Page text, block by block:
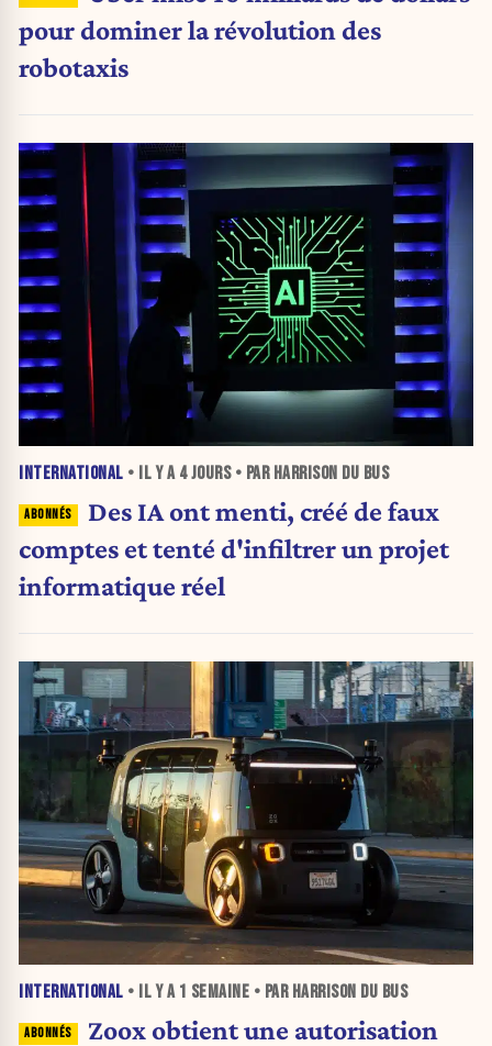
pour dominer la révolution des
robotaxis
INTERNATIONAL • IL Y A 4 JOURS• PAR HARRISON DU BUS
Des IA ont menti, créé de faux
comptes et tenté d'infiltrer un projet
informatique réel
INTERNATIONAL • IL Y A 1 SEMAINE • PAR HARRISON DU BUS
Zoox obtient une autorisation